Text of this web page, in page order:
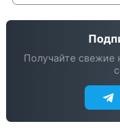
Получайте свежие